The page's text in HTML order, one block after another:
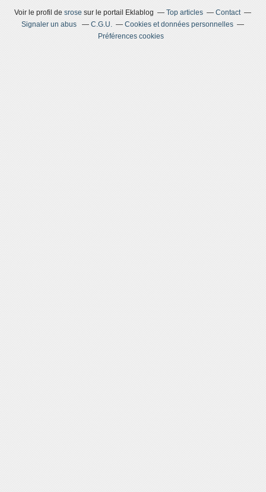
Voir le profil desrose sur le portail Eklablog Top articles
Contact
Signaler un abus
C.G.U.
Cookies et données personnelles
Préférences cookies